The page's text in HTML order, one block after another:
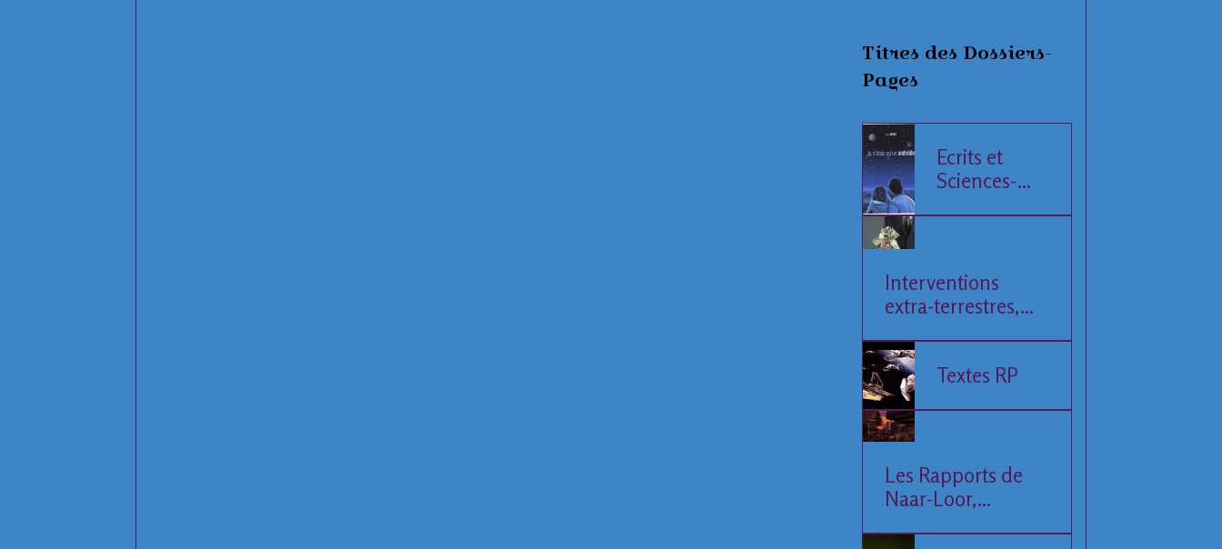
Titres des Dossiers-
Pages
Ecrits et
Sciences-
Interventions
extra-terrestres,
Economie
Textes RP
Les Rapports de
Naar-Loor,